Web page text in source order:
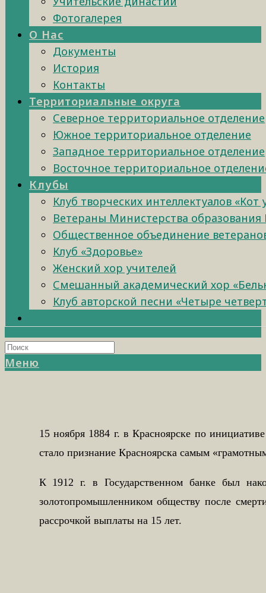
Фотогалерея
О Нас
Документы
История
Контакты
Территориальные округа
Северное территориальное отделение
Южное территориальное отделение
Западное территориальное отделение
Восточное территориальное
Клубы
Клуб творческих интеллектуалов «Кот
Ветераны Министерства образования
Общественное объединение
Клуб «Здоровье»
Женский хор учителей
Смешанный академический хор
Клуб авторской песни «Четыре
Меню
15 ноября 1884 г. в Красноярске по
стало признание Красноярска самым
К 1912 г. в Государственном банке был
золотопромышленником обществу после
рассрочкой выплаты на 15 лет.